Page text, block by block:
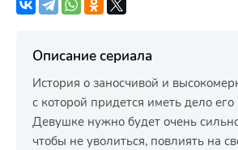
Описание сериала
История о заносчивой и
с которой придется иметь дело его
Девушке нужно будет очень
чтобы не уволиться, повлиять на